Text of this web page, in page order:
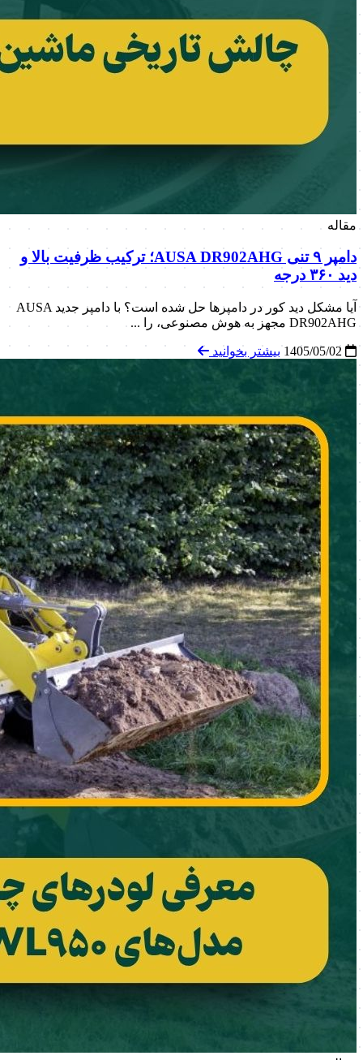
مقاله
دامپر ۹ تنی AUSA DR902AHG؛ ترکیب ظرفیت بالا و
دید ۳۶۰ درجه
آیا مشکل دید کور در دامپرها حل شده است؟ با دامپر جدید AUSA
DR902AHG مجهز به هوش مصنوعی، را ...
بیشتر بخوانید